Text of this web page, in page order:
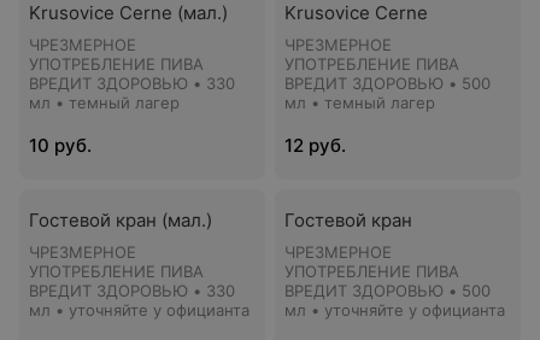
Krusovice Cerne (мал.)
ЧРЕЗМЕРНОЕ
УПОТРЕБЛЕНИЕ ПИВА
ВРЕДИТ ЗДОРОВЬЮ • 330
мл • темный лагер
10 руб.
Krusovice Cerne
ЧРЕЗМЕРНОЕ
УПОТРЕБЛЕНИЕ ПИВА
ВРЕДИТ ЗДОРОВЬЮ • 500
мл • темный лагер
12 руб.
Гостевой кран (мал.)
ЧРЕЗМЕРНОЕ
УПОТРЕБЛЕНИЕ ПИВА
ВРЕДИТ ЗДОРОВЬЮ • 330
мл • уточняйте у официанта
Гостевой кран
ЧРЕЗМЕРНОЕ
УПОТРЕБЛЕНИЕ ПИВА
ВРЕДИТ ЗДОРОВЬЮ • 500
мл • уточняйте у официанта